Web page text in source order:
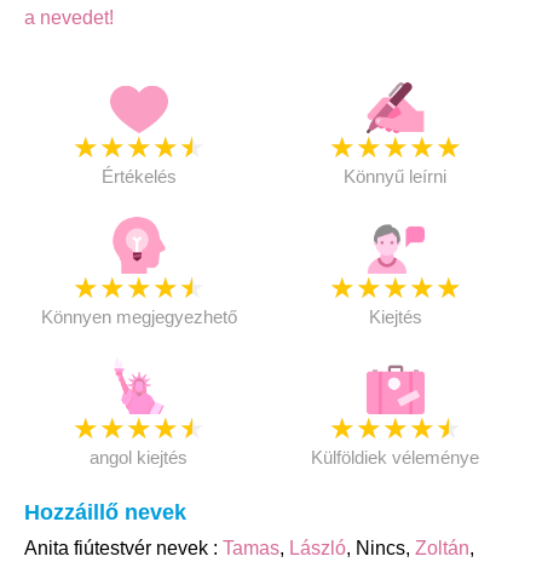
a nevedet!
★★★★★
Értékelés
★★★★★
Könnyű leírni
★★★★★
Könnyen megjegyezhető
★★★★★
Kiejtés
★★★★★
angol kiejtés
★★★★★
Külföldiek véleménye
Hozzáillő nevek
Anita fiútestvér nevek : Tamas, László, Nincs, Zoltán,